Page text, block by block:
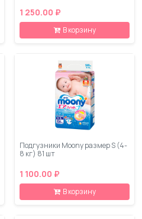
1 250.00 ₽
В корзину
Подгузники Moony размер S (4-
8 кг) 81 шт
1 100.00 ₽
В корзину